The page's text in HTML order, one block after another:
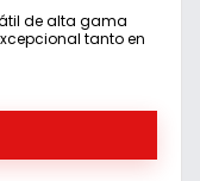
de alta gama
tanto en